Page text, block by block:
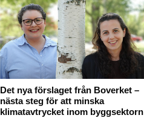
Det nya förslaget från Boverket –
nästa steg för att minska
klimatavtrycket inom byggsektorn